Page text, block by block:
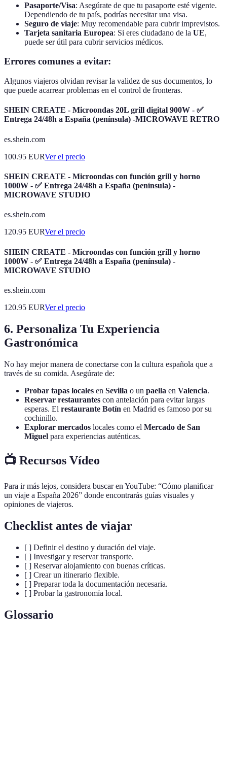
Pasaporte/Visa: Asegúrate de que tu pasaporte esté vigente.
Dependiendo de tu país, podrías necesitar una visa.
Seguro de viaje: Muy recomendable para cubrir imprevistos.
Tarjeta sanitaria Europea: Si eres ciudadano de la UE,
puede ser útil para cubrir servicios médicos.
Errores comunes a evitar:
Algunos viajeros olvidan revisar la validez de sus documentos, lo
que puede acarrear problemas en el control de fronteras.
SHEIN CREATE - Microondas 20L grill digital 900W - ✅
Entrega 24/48h a España (península) -MICROWAVE RETRO
es.shein.com
100.95 EURVer el precio
SHEIN CREATE - Microondas con función grill y horno
1000W - ✅ Entrega 24/48h a España (península) -
MICROWAVE STUDIO
es.shein.com
120.95 EURVer el precio
SHEIN CREATE - Microondas con función grill y horno
1000W - ✅ Entrega 24/48h a España (península) -
MICROWAVE STUDIO
es.shein.com
120.95 EURVer el precio
6. Personaliza Tu Experiencia
Gastronómica
No hay mejor manera de conectarse con la cultura española que a
través de su comida. Asegúrate de:
Probar tapas locales en Sevilla o un paella en Valencia.
Reservar restaurantes con antelación para evitar largas
esperas. El restaurante Botín en Madrid es famoso por su
cochinillo.
Explorar mercados locales como el Mercado de San
Miguel para experiencias auténticas.
📺 Recursos Vídeo
Para ir más lejos, considera buscar en YouTube: “Cómo planificar
un viaje a España 2026” donde encontrarás guías visuales y
opiniones de viajeros.
Checklist antes de viajar
[ ] Definir el destino y duración del viaje.
[ ] Investigar y reservar transporte.
[ ] Reservar alojamiento con buenas críticas.
[ ] Crear un itinerario flexible.
[ ] Preparar toda la documentación necesaria.
[ ] Probar la gastronomía local.
Glossario